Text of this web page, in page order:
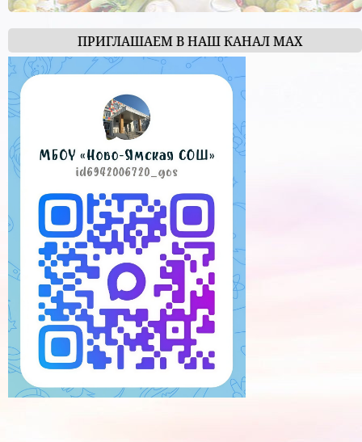
ПРИГЛАШАЕМ В НАШ КАНАЛ МАХ